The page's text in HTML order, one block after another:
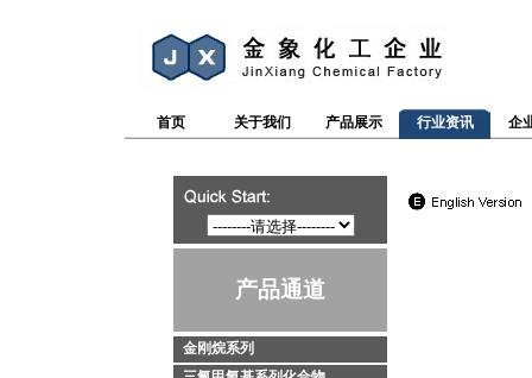
首页 关于我们 产品展示 行业资讯 企
产品通道
金刚烷系列